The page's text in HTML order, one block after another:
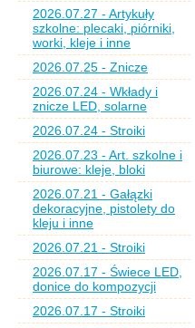
2026.07.27 - Artykuły
szkolne: plecaki, piórniki,
worki, kleje i inne
2026.07.25 - Znicze
2026.07.24 - Wkłady i
znicze LED, solarne
2026.07.24 - Stroiki
2026.07.23 - Art. szkolne i
biurowe: kleje, bloki
2026.07.21 - Gałązki
dekoracyjne, pistolety do
kleju i inne
2026.07.21 - Stroiki
2026.07.17 - Świece LED,
donice do kompozycji
2026.07.17 - Stroiki